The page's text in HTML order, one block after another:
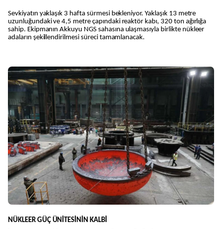
Sevkiyatın yaklaşık 3 hafta sürmesi bekleniyor. Yaklaşık 13 metre
uzunluğundaki ve 4,5 metre çapındaki reaktör kabı, 320 ton ağırlığa
sahip. Ekipmanın Akkuyu NGS sahasına ulaşmasıyla birlikte nükleer
adaların şekillendirilmesi süreci tamamlanacak.
NÜKLEER GÜÇ ÜNİTESİNİN KALBİ